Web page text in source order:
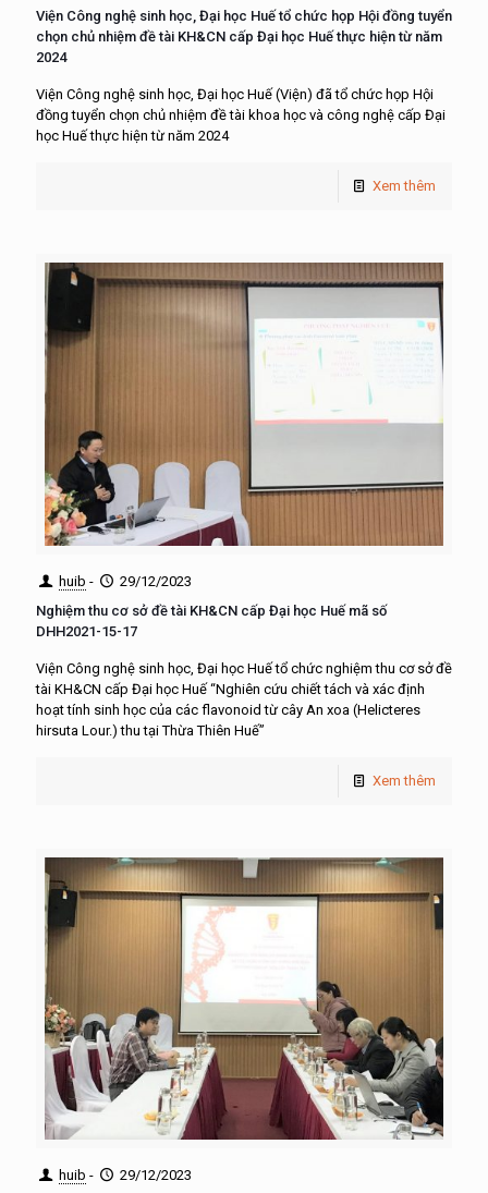
Viện Công nghệ sinh học, Đại học Huế tổ chức họp Hội đồng tuyển
chọn chủ nhiệm đề tài KH&CN cấp Đại học Huế thực hiện từ năm
2024
Viện Công nghệ sinh học, Đại học Huế (Viện) đã tổ chức họp Hội
đồng tuyển chọn chủ nhiệm đề tài khoa học và công nghệ cấp Đại
học Huế thực hiện từ năm 2024
Xem thêm
huib -
29/12/2023
Nghiệm thu cơ sở đề tài KH&CN cấp Đại học Huế mã số
DHH2021-15-17
Viện Công nghệ sinh học, Đại học Huế tổ chức nghiệm thu cơ sở đề
tài KH&CN cấp Đại học Huế “Nghiên cứu chiết tách và xác định
hoạt tính sinh học của các flavonoid từ cây An xoa (Helicteres
hirsuta Lour.) thu tại Thừa Thiên Huế”
Xem thêm
huib - 29/12/2023